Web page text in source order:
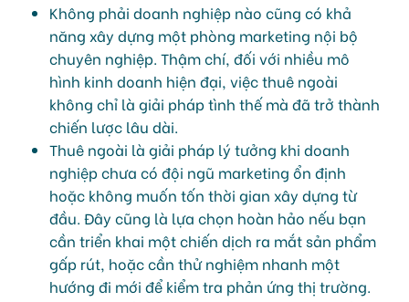
Không phải doanh nghiệp nào cũng có khả
năng xây dựng một phòng marketing nội bộ
chuyên nghiệp. Thậm chí, đối với nhiều mô
hình kinh doanh hiện đại, việc thuê ngoài
không chỉ là giải pháp tình thế mà đã trở thành
chiến lược lâu dài.
Thuê ngoài là giải pháp lý tưởng khi doanh
nghiệp chưa có đội ngũ marketing ổn định
hoặc không muốn tốn thời gian xây dựng từ
đầu. Đây cũng là lựa chọn hoàn hảo nếu bạn
cần triển khai một chiến dịch ra mắt sản phẩm
gấp rút, hoặc cần thử nghiệm nhanh một
hướng đi mới để kiểm tra phản ứng thị trường.